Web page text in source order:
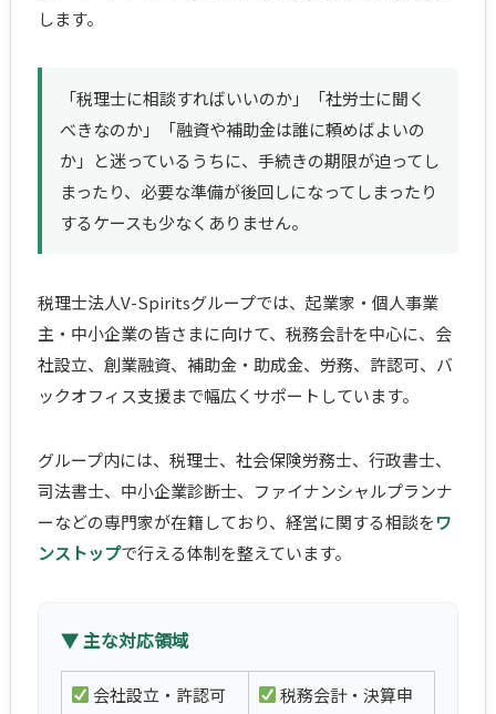
します。
「税理士に相談すればいいのか」「社労士に聞く
べきなのか」「融資や補助金は誰に頼めばよいの
か」と迷っているうちに、手続きの期限が迫ってし
まったり、必要な準備が後回しになってしまったり
するケースも少なくありません。
税理士法人V-Spiritsグループでは、起業家・個人事業
主・中小企業の皆さまに向けて、税務会計を中心に、会
社設立、創業融資、補助金・助成金、労務、許認可、バ
ックオフィス支援まで幅広くサポートしています。
グループ内には、税理士、社会保険労務士、行政書士、
司法書士、中小企業診断士、ファイナンシャルプランナ
ーなどの専門家が在籍しており、経営に関する相談をワ
ンストップで行える体制を整えています。
▼ 主な対応領域
会社設立・許認可
税務会計・決算申